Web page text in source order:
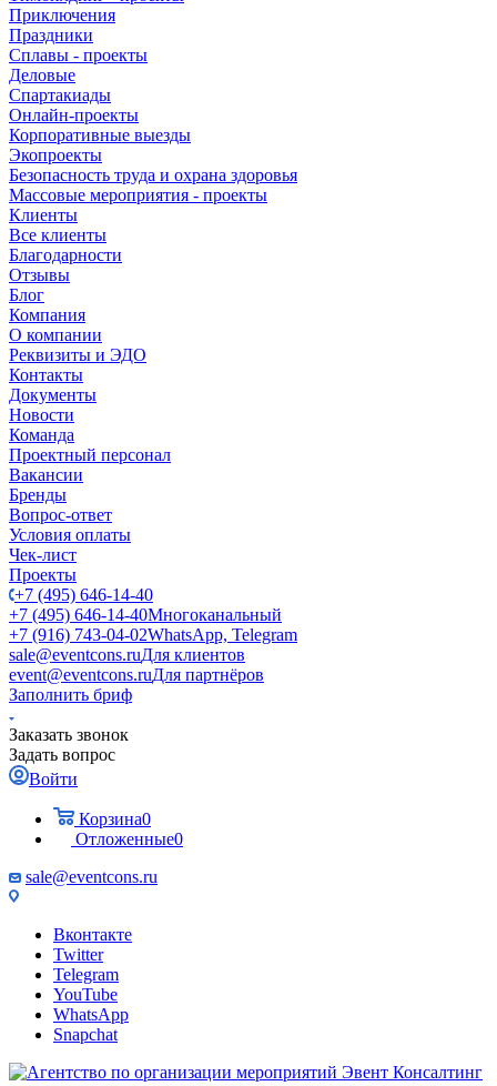
Приключения
Праздники
Сплавы - проекты
Деловые
Спартакиады
Онлайн-проекты
Корпоративные выезды
Экопроекты
Безопасность труда и охрана здоровья
Массовые мероприятия - проекты
Клиенты
Все клиенты
Благодарности
Отзывы
Блог
Компания
О компании
Реквизиты и ЭДО
Контакты
Документы
Новости
Команда
Проектный персонал
Вакансии
Бренды
Вопрос-ответ
Условия оплаты
Чек-лист
Проекты
+7 (495) 646-14-40
+7 (495) 646-14-40Многоканальный
+7 (916) 743-04-02WhatsApp, Telegram
sale@eventcons.ruДля клиентов
event@eventcons.ruДля партнёров
Заполнить бриф
Заказать звонок
Задать вопрос
Войти
Корзина0
Отложенные0
sale@eventcons.ru
Вконтакте
Twitter
Telegram
YouTube
WhatsApp
Snapchat